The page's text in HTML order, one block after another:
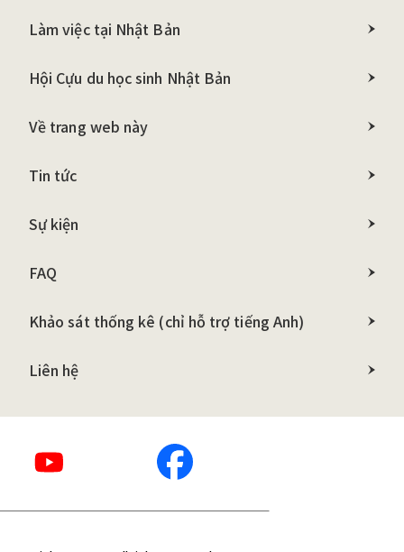
Làm việc tại Nhật Bản
Hội Cựu du học sinh Nhật Bản
Về trang web này
Tin tức
Sự kiện
FAQ
Khảo sát thống kê (chỉ hỗ trợ tiếng Anh)
Liên hệ